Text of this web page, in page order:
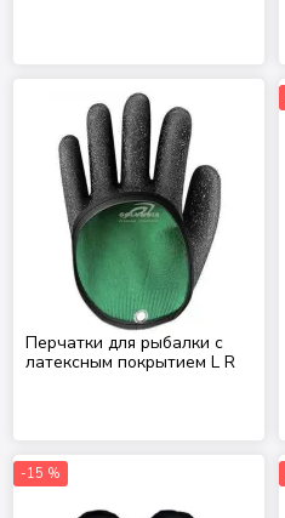
Перчатки для рыбалки с
латексным покрытием L R
-15 %